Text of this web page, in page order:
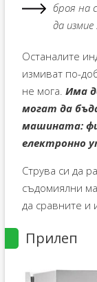
броя на
да измие
Останалите
измиват по-
не мога. Има
могат да
машината:
електронно
Струва си да
съдомиялни
да сравните и
Прилеп